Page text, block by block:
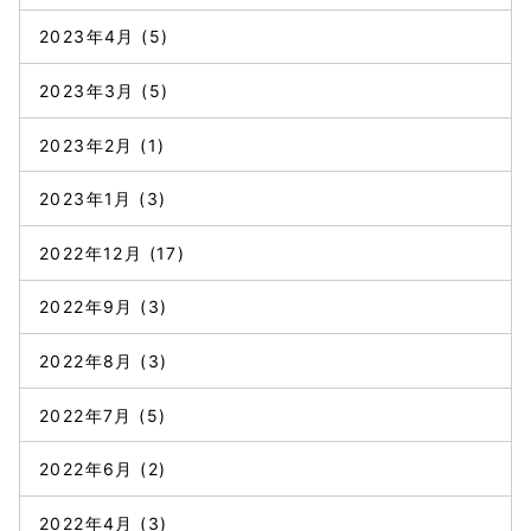
2023年4月 (5)
2023年3月 (5)
2023年2月 (1)
2023年1月 (3)
2022年12月 (17)
2022年9月 (3)
2022年8月 (3)
2022年7月 (5)
2022年6月 (2)
2022年4月 (3)